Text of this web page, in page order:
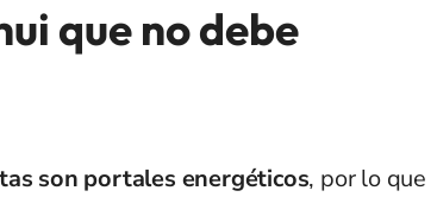
que no debe
son portales energéticos, por lo que